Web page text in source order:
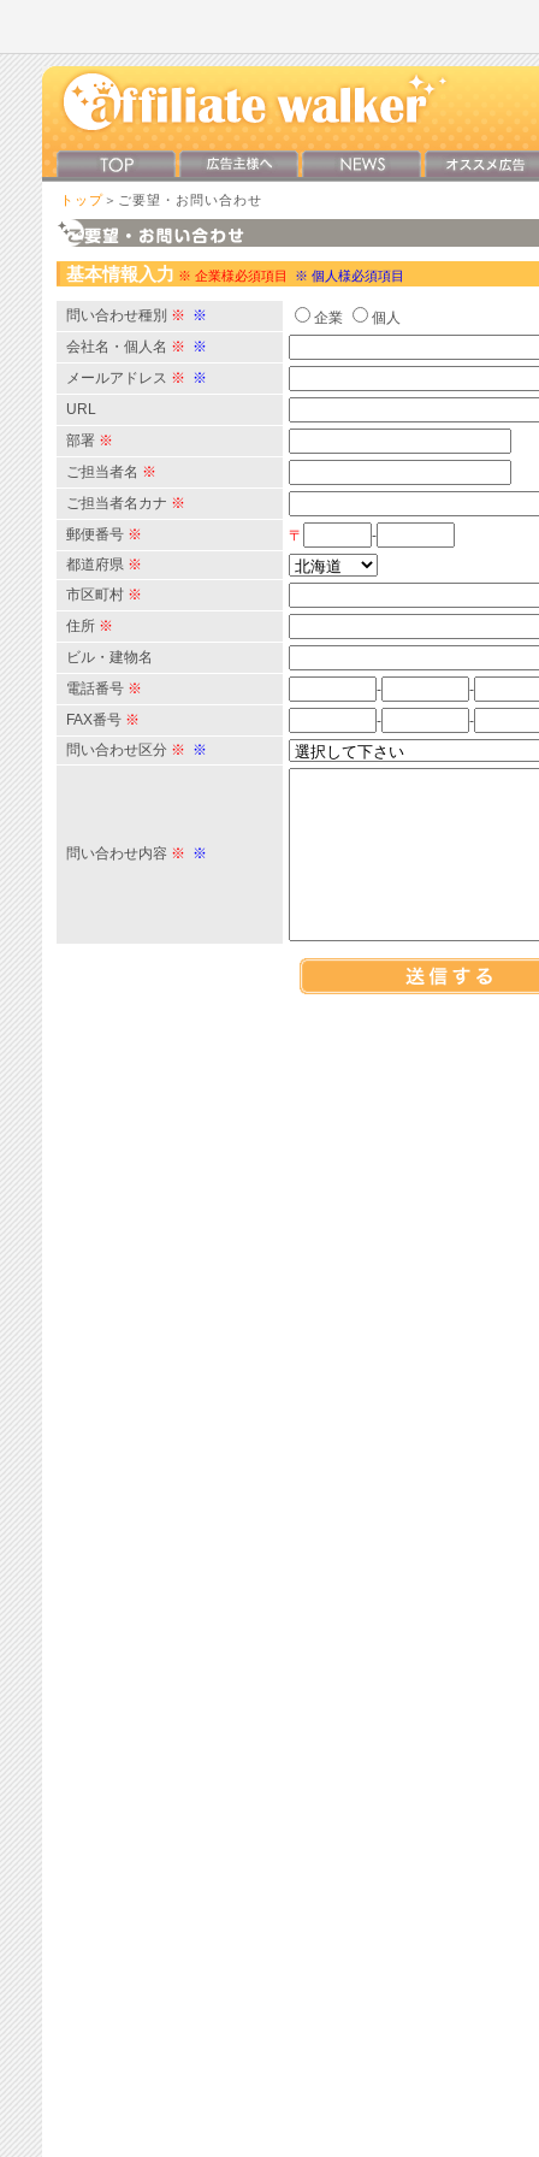
トップ ＞ご要望・お問い合わせ
基本情報入力 ※ 企業様必須項目 ※ 個人様必須項目
問い合わせ種別 ※ ※ 企業
個人
会社名・個人名 ※ ※
メールアドレス ※ ※
URL
部署 ※
ご担当者名 ※
ご担当者名カナ ※
郵便番号 ※ 〒
-
都道府県 ※
市区町村 ※
住所 ※
ビル・建物名
電話番号 ※ -
-
FAX番号 ※ -
-
問い合わせ区分 ※ ※
問い合わせ内容 ※ ※